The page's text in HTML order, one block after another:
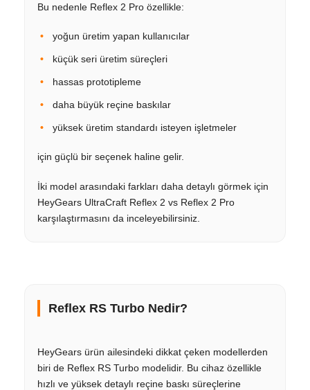
Bu nedenle Reflex 2 Pro özellikle:
yoğun üretim yapan kullanıcılar
küçük seri üretim süreçleri
hassas prototipleme
daha büyük reçine baskılar
yüksek üretim standardı isteyen işletmeler
için güçlü bir seçenek haline gelir.
İki model arasındaki farkları daha detaylı görmek için
HeyGears UltraCraft Reflex 2 vs Reflex 2 Pro
karşılaştırmasını da inceleyebilirsiniz.
Reflex RS Turbo Nedir?
HeyGears ürün ailesindeki dikkat çeken modellerden
biri de Reflex RS Turbo modelidir. Bu cihaz özellikle
hızlı ve yüksek detaylı reçine baskı süreçlerine